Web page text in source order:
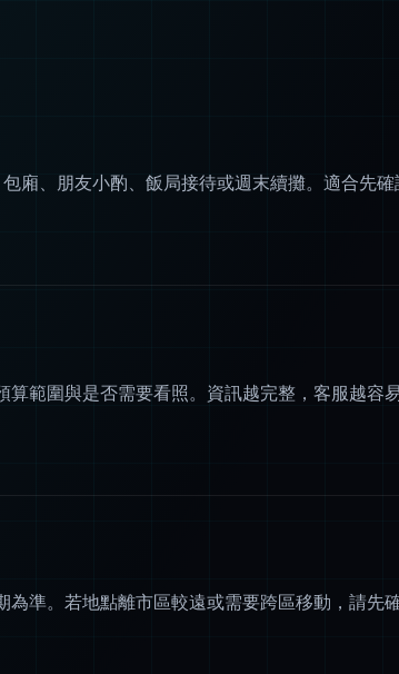
廂、朋友小酌、飯局接待或週末續攤。適合先
範圍與是否需要看照。資訊越完整，客服越容
準。若地點離市區較遠或需要跨區移動，請先